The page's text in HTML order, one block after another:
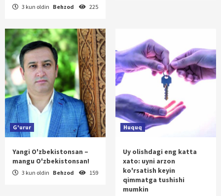
3 kun oldin Behzod 225
G'urur
Yangi O'zbekistonsan –
mangu O'zbekistonsan!
3 kun oldin Behzod 159
Huquq
Uy olishdagi eng katta
xato: uyni arzon
ko'rsatish keyin
qimmatga tushishi
mumkin